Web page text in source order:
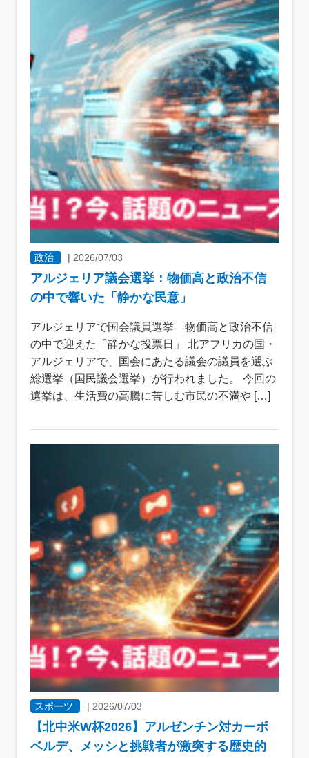
政治 | 2026/07/03
アルジェリア議会選挙：物価高と政治不信
の中で響いた「静かな民意」
アルジェリアで国会議員選挙 物価高と政治不信
の中で迎えた「静かな投票日」 北アフリカの国・
アルジェリアで、国会にあたる議会の議員を選ぶ
総選挙（国民議会選挙）が行われました。 今回の
選挙は、生活費の高騰に苦しむ市民の不満や […]
スポーツ | 2026/07/03
【北中米W杯2026】アルゼンチン対カーボ
ベルデ、メッシと挑戦者が激突する歴史的